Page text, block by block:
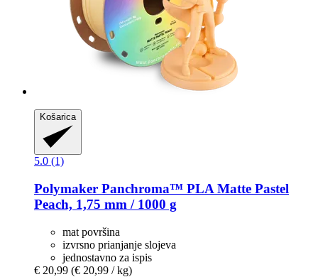
Košarica
5.0 (1)
Polymaker Panchroma™ PLA Matte Pastel
Peach, 1,75 mm / 1000 g
mat površina
izvrsno prianjanje slojeva
jednostavno za ispis
€ 20,99 (€ 20,99 / kg)